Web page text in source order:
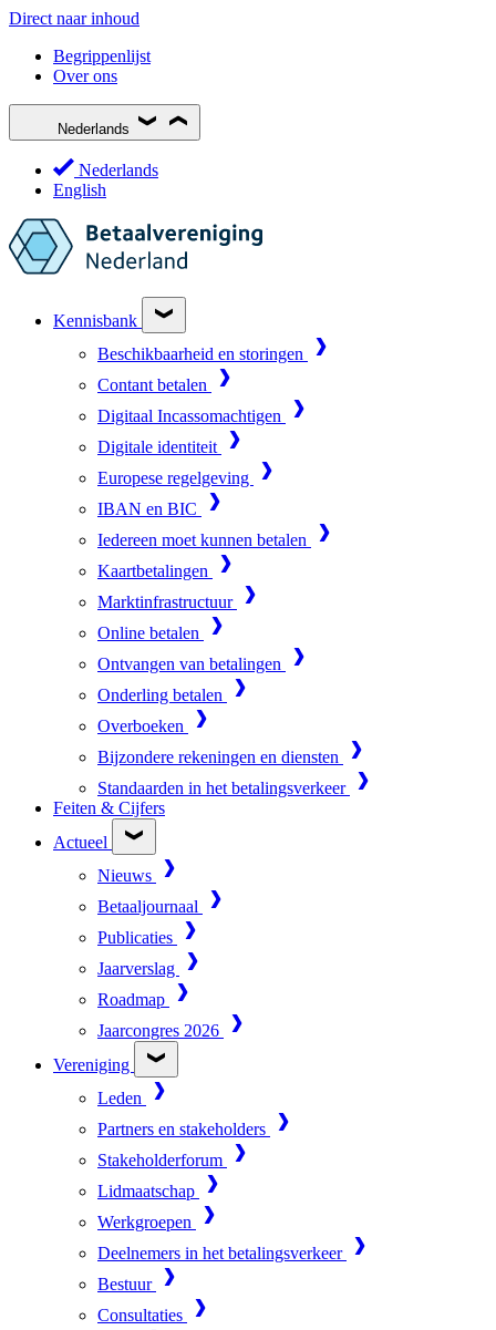
Direct naar inhoud
Begrippenlijst
Over ons
Nederlands
Nederlands
English
Kennisbank
Beschikbaarheid en storingen
Contant betalen
Digitaal Incassomachtigen
Digitale identiteit
Europese regelgeving
IBAN en BIC
Iedereen moet kunnen betalen
Kaartbetalingen
Marktinfrastructuur
Online betalen
Ontvangen van betalingen
Onderling betalen
Overboeken
Bijzondere rekeningen en diensten
Standaarden in het betalingsverkeer
Feiten & Cijfers
Actueel
Nieuws
Betaaljournaal
Publicaties
Jaarverslag
Roadmap
Jaarcongres 2026
Vereniging
Leden
Partners en stakeholders
Stakeholderforum
Lidmaatschap
Werkgroepen
Deelnemers in het betalingsverkeer
Bestuur
Consultaties